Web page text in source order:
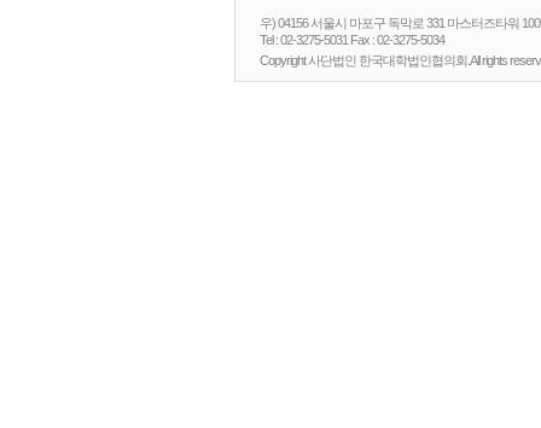
우) 04156 서울시 마포구 독막로 331 마스터즈타워
Tel :02-3275-5031 Fax :02-3275-5034
Copyright 사단법인 한국대학법인협의회.All rights